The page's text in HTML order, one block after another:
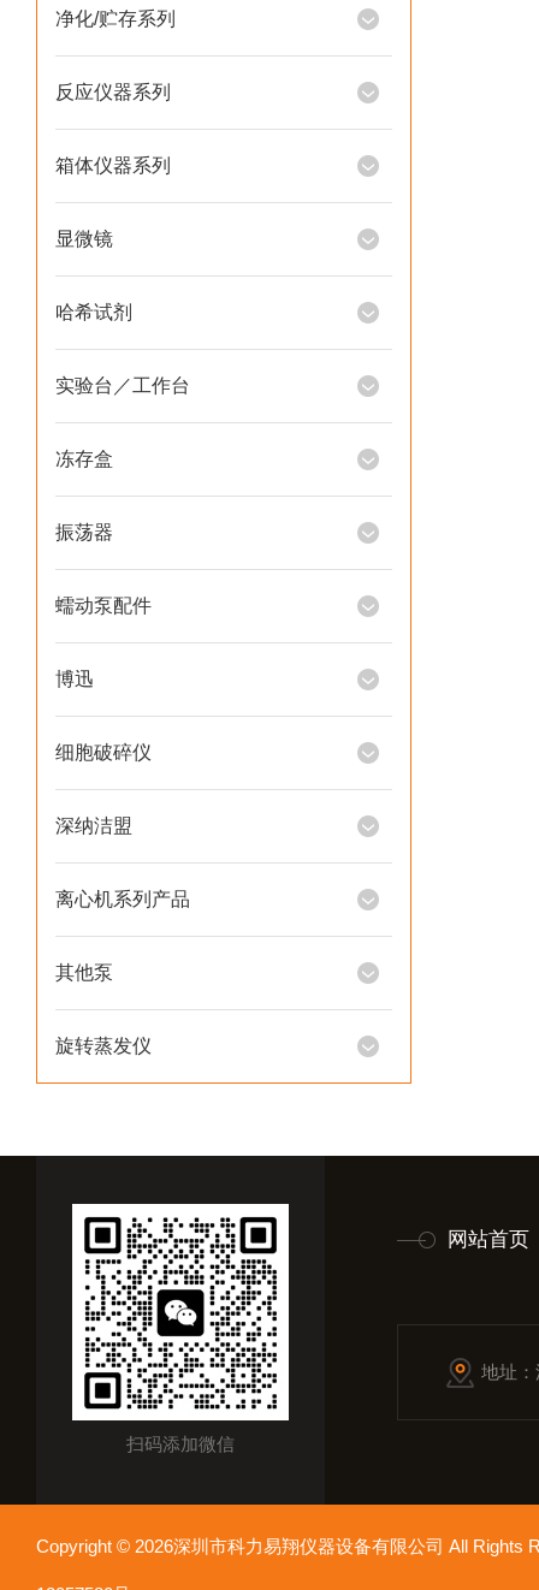
净化/贮存系列
反应仪器系列
箱体仪器系列
显微镜
哈希试剂
实验台／工作台
冻存盒
振荡器
蠕动泵配件
博迅
细胞破碎仪
深纳洁盟
离心机系列产品
其他泵
旋转蒸发仪
扫码添加微信
网站首页
地址
Copyright © 2026深圳市科力易翔仪器设备有限公司 All